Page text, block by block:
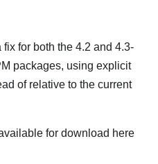
for both the 4.2 and 4.3-
packages, using explicit
of relative to the current
for download here